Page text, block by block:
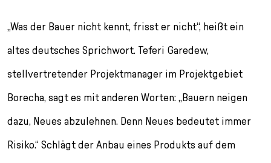
„Was der Bauer nicht kennt, frisst er nicht“, heißt ein
altes deutsches Sprichwort. Teferi Garedew,
stellvertretender Projektmanager im Projektgebiet
Borecha, sagt es mit anderen Worten: „Bauern neigen
dazu, Neues abzulehnen. Denn Neues bedeutet immer
Risiko.“ Schlägt der Anbau eines Produkts auf dem